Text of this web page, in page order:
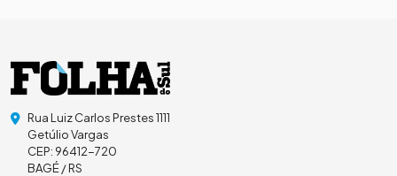
Rua Luiz Carlos Prestes 1111
Getúlio Vargas
CEP: 96412-720
BAGÉ / RS